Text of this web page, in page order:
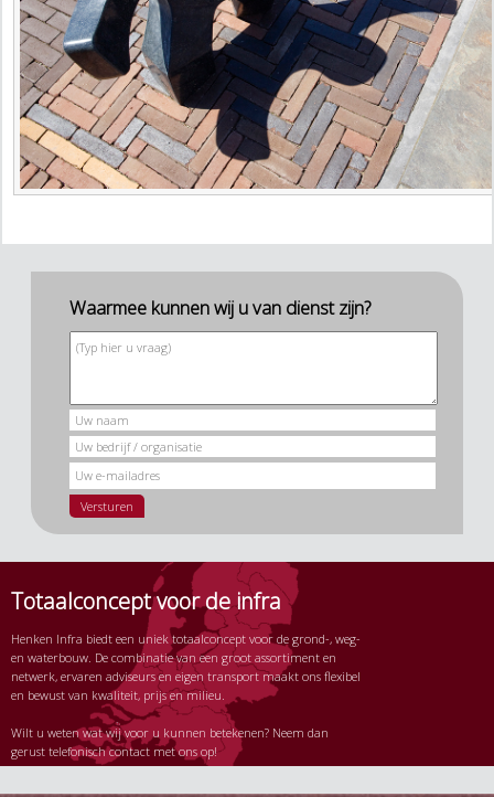
Waarmee kunnen wij u van dienst zijn?
Totaalconcept voor de infra
Henken Infra biedt een uniek totaalconcept voor de grond-, weg-
en waterbouw. De combinatie van een groot assortiment en
netwerk, ervaren adviseurs en eigen transport maakt ons flexibel
en bewust van kwaliteit, prijs en milieu.
Wilt u weten wat wij voor u kunnen betekenen? Neem dan
gerust telefonisch contact met ons op!